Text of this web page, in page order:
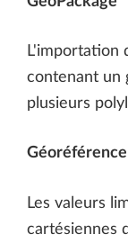
L'importation
contenant un
plusieurs
Les valeurs
cartésiennes